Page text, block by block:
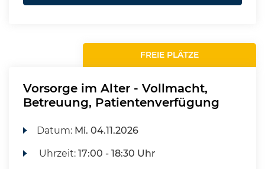
FREIE PLÄTZE
Vorsorge im Alter - Vollmacht,
Betreuung, Patientenverfügung
Datum: Mi. 04.11.2026
Uhrzeit:17:00 - 18:30 Uhr